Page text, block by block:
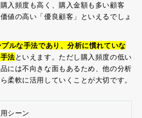
入頻度も高く、購入金額も多い顧客
値の高い「優良顧客」といえるでしょ
ルな手法であり、分析に慣れていな
法といえます。ただし購入頻度の低い
には不向きな面もあるため、他の分析
柔軟に活用していくことが大切です。
シーン